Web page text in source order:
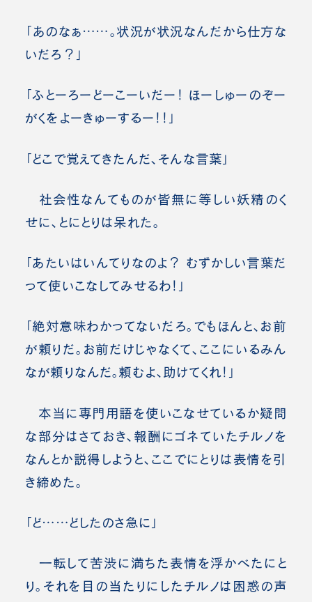
「あのなぁ……。状況が状況なんだから仕方な
いだろ？」
「ふとーろーどーこーいだー！ ほーしゅーのぞー
がくをよーきゅーするー！！」
「どこで覚えてきたんだ、そんな言葉」
社会性なんてものが皆無に等しい妖精のく
せに、とにとりは呆れた。
「あたいはいんてりなのよ？ むずかしい言葉だ
って使いこなしてみせるわ！」
「絶対意味わかってないだろ。でもほんと、お前
が頼りだ。お前だけじゃなくて、ここにいるみん
なが頼りなんだ。頼むよ、助けてくれ！」
本当に専門用語を使いこなせているか疑問
な部分はさておき、報酬にゴネていたチルノを
なんとか説得しようと、ここでにとりは表情を引
き締めた。
「ど……どしたのさ急に」
一転して苦渋に満ちた表情を浮かべたにと
り。それを目の当たりにしたチルノは困惑の声